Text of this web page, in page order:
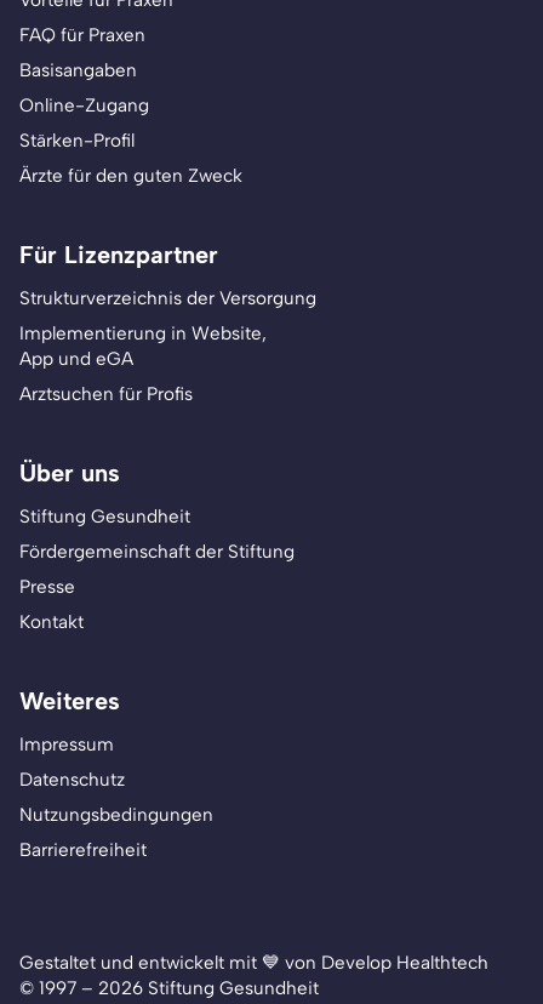
FAQ für Praxen
Basisangaben
Online-Zugang
Stärken-Profil
Ärzte für den guten Zweck
Für Lizenzpartner
Strukturverzeichnis der Versorgung
Implementierung in Website,
App und eGA
Arztsuchen für Profis
Über uns
Stiftung Gesundheit
Fördergemeinschaft der Stiftung
Presse
Kontakt
Weiteres
Impressum
Datenschutz
Nutzungsbedingungen
Barrierefreiheit
Gestaltet und entwickelt mit 💙 von Develop Healthtech
© 1997 – 2026 Stiftung Gesundheit